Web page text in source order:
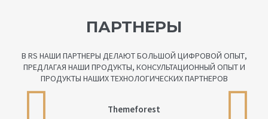
ПАРТНЕРЫ
В RS НАШИ ПАРТНЕРЫ ДЕЛАЮТ БОЛЬШОЙ ЦИФРОВОЙ ОПЫТ,
ПРЕДЛАГАЯ НАШИ ПРОДУКТЫ, КОНСУЛЬТАЦИОННЫЙ ОПЫТ И
ПРОДУКТЫ НАШИХ ТЕХНОЛОГИЧЕСКИХ ПАРТНЕРОВ
Themeforest